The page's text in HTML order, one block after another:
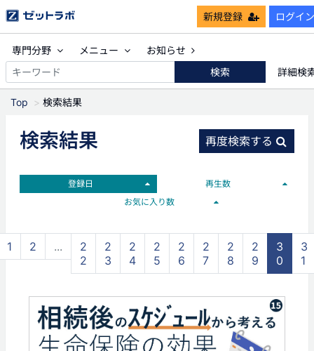
新規登録 ログイン
専門分野 メニュー
お知らせ
検索
詳細検
Top 検索結果
検索結果 再度検索する
登録日
再生数
お気に入り数
1 2 ...
2
2
2
3
2
4
2
5
2
6
2
7
2
8
2
9
3
0
3
1